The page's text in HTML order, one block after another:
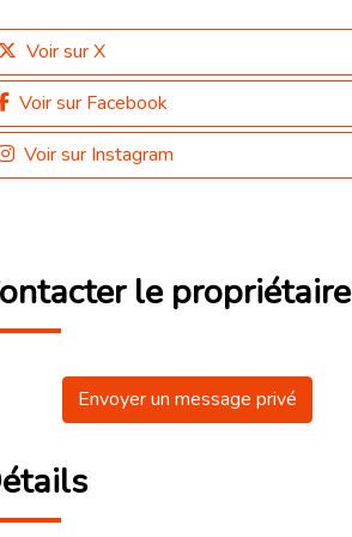
Voir sur X
Voir sur Facebook
Voir sur Instagram
le propriétaire
Envoyer un message privé